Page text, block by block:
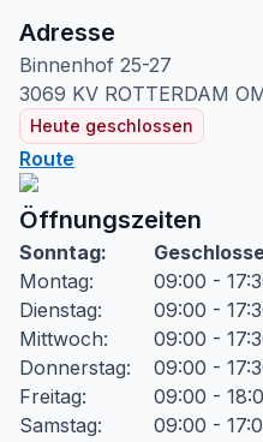
Adresse
Binnenhof 25-27
3069 KV ROTTERDAM
Heute geschlossen
Route
Öffnungszeiten
Sonntag:
Montag:
09:00 -
Dienstag:
09:00 -
Mittwoch:
09:00 -
Donnerstag:
09:00 -
Freitag:
09:00 -
Samstag: 09:00 -